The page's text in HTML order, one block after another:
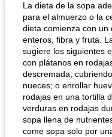
La dieta de la sopa
para el almuerzo o la
dieta comienza con
enteros, fibra y fruta.
sugiere los siguientes
con plátanos en
descremada;
nueces; o enrollar
rodajas en una tortilla
verduras en rodajas
sopa llena de
come sopa solo por